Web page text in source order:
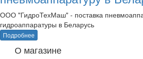
ООО "ГидроТехМаш" - поставка
гидроаппаратуры в Беларусь
Подробнее
О магазине